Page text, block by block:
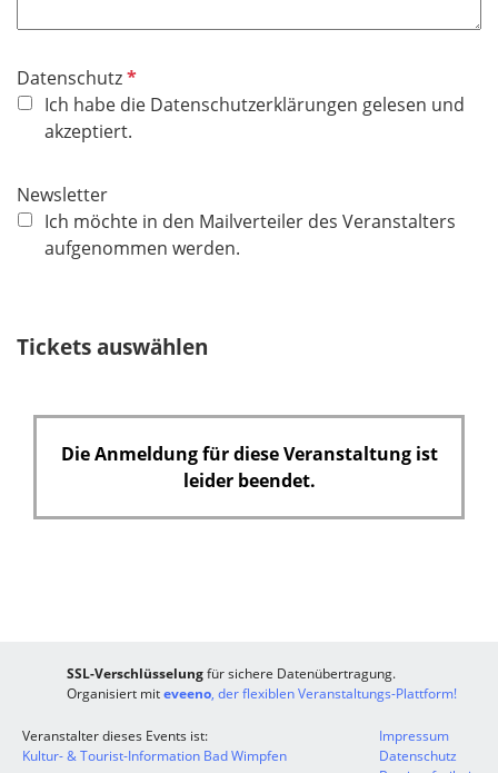
DatenschutzP
f
l
h
d
Ich habe die Datenschutzerklärungen gelesen und
akzeptiert.
Newsletter
Ich möchte in den Mailverteiler des Veranstalters
aufgenommen werden.
Tickets auswählen
Die Anmeldung für diese Veranstaltung ist
leider beendet.
SSL-Verschlüsselungfür sichere Datenübertragung.
Organisiert miteveeno, der flexiblen Veranstaltungs-Plattform!
Veranstalter dieses Events ist:
Kultur- & Tourist-Information Bad Wimpfen
Impressum
Datenschutz